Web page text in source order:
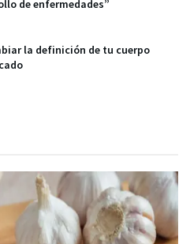
de enfermedades”
la definición de tu cuerpo